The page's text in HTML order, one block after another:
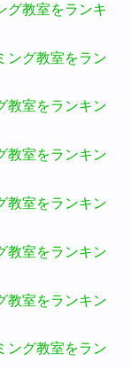
グ教室をランキ
ング教室をラン
教室をランキン
教室をランキン
教室をランキン
教室をランキン
教室をランキン
ング教室をラン